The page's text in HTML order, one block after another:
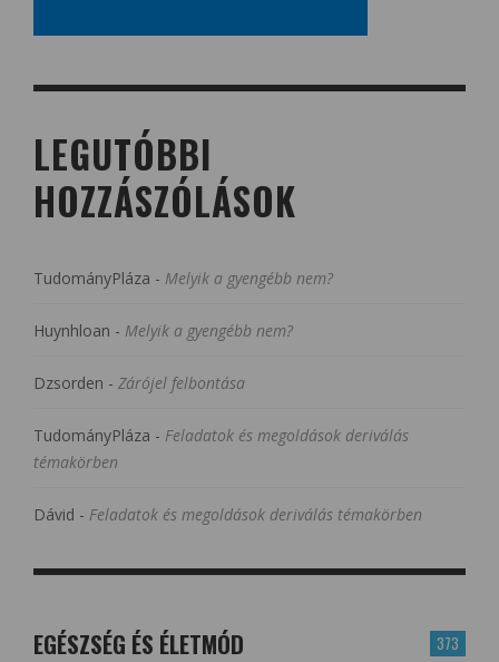
LEGUTÓBBI
HOZZÁSZÓLÁSOK
TudományPláza - Melyik a gyengébb nem?
Huynhloan - Melyik a gyengébb nem?
Dzsorden - Zárójel felbontása
TudományPláza - Feladatok és megoldások deriválás
témakörben
Dávid - Feladatok és megoldások deriválás témakörben
373
EGÉSZSÉG ÉS ÉLETMÓD